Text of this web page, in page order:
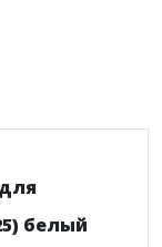
белый